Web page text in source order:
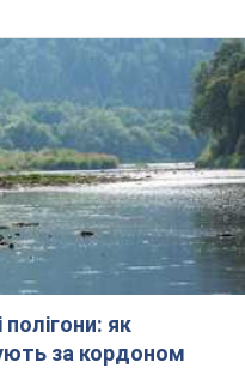
полігони: як
за кордоном